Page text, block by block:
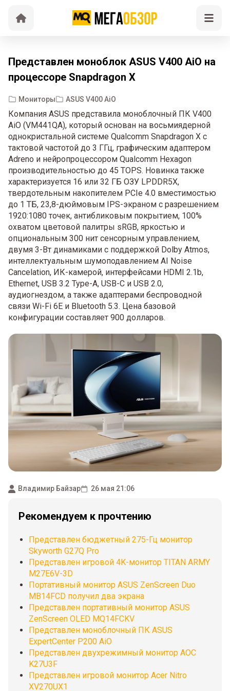
Представлен моноблок ASUS V400 AiO на
процессоре Snapdragon X
Мониторы ASUS V400 AiO
Компания ASUS представила моноблочный ПК V400
AiO (VM441QA), который основан на восьмиядерной
однокристальной системе Qualcomm Snapdragon X с
тактовой частотой до 3 ГГц, графическим адаптером
Adreno и нейропроцессором Qualcomm Hexagon
производительностью до 45 TOPS. Новинка также
характеризуется 16 или 32 ГБ ОЗУ LPDDR5X,
твердотельным накопителем PCIe 4.0 вместимостью
до 1 ТБ, 23,8-дюймовым IPS-экраном с разрешением
1920:1080 точек, антибликовым покрытием, 100%
охватом цветовой палитры sRGB, яркостью и
опциональным 300 нит сенсорным управлением,
двумя 3-Вт динамиками с поддержкой Dolby Atmos,
интеллектуальным шумоподавлением AI Noise
Cancelation, ИК-камерой, интерфейсами HDMI 2.1b,
Ethernet, USB 3.2 Type-A, USB-C и USB 2.0,
аудиогнездом, а также адаптерами беспроводной
связи Wi-Fi 6E и Bluetooth 5.3. Цена базовой
конфигурации составляет 900 долларов.
Владимир Байзар 26 мая 21:06
Рекомендуем к прочтению
Представлен бюджетный 275-Гц монитор
Skyworth G27Q Pro
Представлен игровой 4K-монитор TITAN ARMY
M27E6V-3D
Портативный монитор ASUS ZenScreen Duo
MB14FCD получил два экрана
Представлен портативный монитор ASUS
ZenScreen OLED MQ14FCKV
Представлен моноблочный ПК ASUS
ExpertCenter P200 AiO
Представлен двухрежимный монитор AOC
K27U3F
Представлен игровой монитор Acer Nitro
XV270UX1